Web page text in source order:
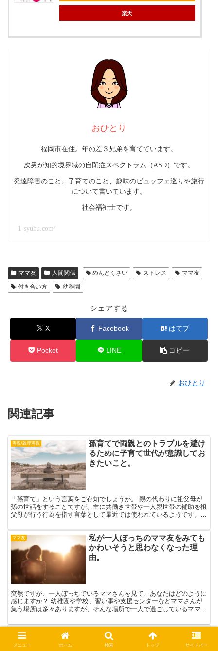
楽天
おひとり
福岡市在住。年の差３兄弟を育てています。
次男が知的境界域の自閉症スペクトラム（ASD）です。
発達障害のこと、子育てのこと、趣味のビュッフェ巡りや旅行
について書いています。
社会福祉士です。
1-syuhu.com/
ママ友 人間関係 めんどくさい ストレス
ママ友
付き合い方
幼稚園
シェアする
X Facebook はてブ
Pocket LINE コピー
おひとり
関連記事
両親/義理両親
孫育てで両親とのトラブルを避け
るために子育て世代が意識してお
きたいこと。
「孫育て」という言葉をご存知でしょうか。 親の代わりに祖父母が
孫の世話をすることですが、主に共働き世帯や一人親世帯の補助を祖
父母が行う行為を指す言葉として最近では使われているようです。
ママ友
私が一人ぼっちのママ友をみても
かわいそうと思わなくなった理
由。
突然ですが、一人ぼっちでいるママさんを見て、あなたはどのように
感じますか？ 幼稚園や学校、習い事や支援センターなどママさんが
集う場所は多々ありますが、そんな場所で一人で過ごしているママさ
人間関係
【福岡市版】療育手帳の更新はい
つどこでどうやるの？自閉症スペ
メニュー ホーム 検索 トップ サイドバー